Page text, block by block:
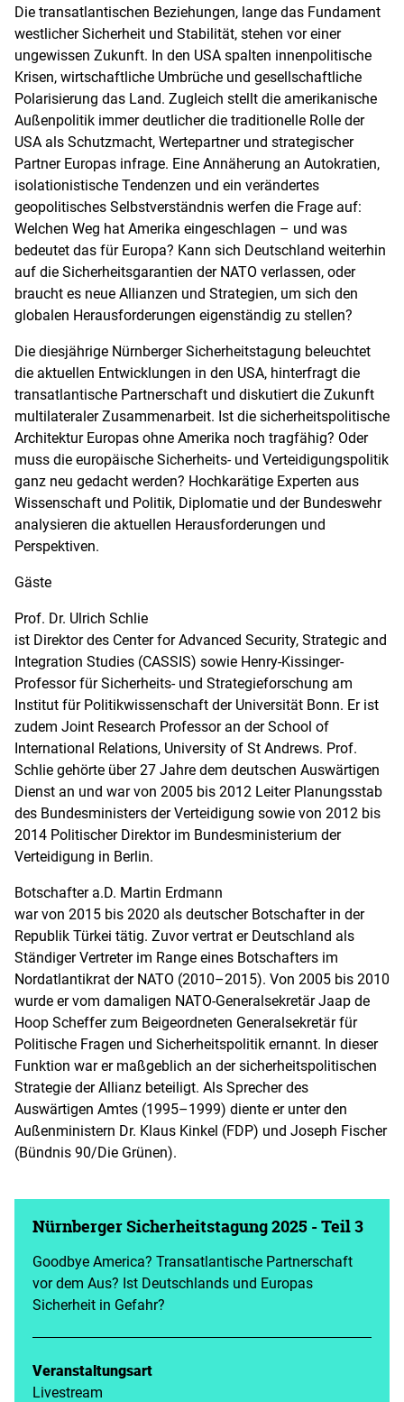
Die transatlantischen Beziehungen, lange das Fundament
westlicher Sicherheit und Stabilität, stehen vor einer
ungewissen Zukunft. In den USA spalten innenpolitische
Krisen, wirtschaftliche Umbrüche und gesellschaftliche
Polarisierung das Land. Zugleich stellt die amerikanische
Außenpolitik immer deutlicher die traditionelle Rolle der
USA als Schutzmacht, Wertepartner und strategischer
Partner Europas infrage. Eine Annäherung an Autokratien,
isolationistische Tendenzen und ein verändertes
geopolitisches Selbstverständnis werfen die Frage auf:
Welchen Weg hat Amerika eingeschlagen – und was
bedeutet das für Europa? Kann sich Deutschland weiterhin
auf die Sicherheitsgarantien der NATO verlassen, oder
braucht es neue Allianzen und Strategien, um sich den
globalen Herausforderungen eigenständig zu stellen?
Die diesjährige Nürnberger Sicherheitstagung beleuchtet
die aktuellen Entwicklungen in den USA, hinterfragt die
transatlantische Partnerschaft und diskutiert die Zukunft
multilateraler Zusammenarbeit. Ist die sicherheitspolitische
Architektur Europas ohne Amerika noch tragfähig? Oder
muss die europäische Sicherheits- und Verteidigungspolitik
ganz neu gedacht werden? Hochkarätige Experten aus
Wissenschaft und Politik, Diplomatie und der Bundeswehr
analysieren die aktuellen Herausforderungen und
Perspektiven.
Gäste
Prof. Dr. Ulrich Schlie
ist Direktor des Center for Advanced Security, Strategic and
Integration Studies (CASSIS) sowie Henry-Kissinger-
Professor für Sicherheits- und Strategieforschung am
Institut für Politikwissenschaft der Universität Bonn. Er ist
zudem Joint Research Professor an der School of
International Relations, University of St Andrews. Prof.
Schlie gehörte über 27 Jahre dem deutschen Auswärtigen
Dienst an und war von 2005 bis 2012 Leiter Planungsstab
des Bundesministers der Verteidigung sowie von 2012 bis
2014 Politischer Direktor im Bundesministerium der
Verteidigung in Berlin.
Botschafter a.D. Martin Erdmann
war von 2015 bis 2020 als deutscher Botschafter in der
Republik Türkei tätig. Zuvor vertrat er Deutschland als
Ständiger Vertreter im Range eines Botschafters im
Nordatlantikrat der NATO (2010–2015). Von 2005 bis 2010
wurde er vom damaligen NATO-Generalsekretär Jaap de
Hoop Scheffer zum Beigeordneten Generalsekretär für
Politische Fragen und Sicherheitspolitik ernannt. In dieser
Funktion war er maßgeblich an der sicherheitspolitischen
Strategie der Allianz beteiligt. Als Sprecher des
Auswärtigen Amtes (1995–1999) diente er unter den
Außenministern Dr. Klaus Kinkel (FDP) und Joseph Fischer
(Bündnis 90/Die Grünen).
Nürnberger Sicherheitstagung 2025 - Teil 3
Goodbye America? Transatlantische Partnerschaft
vor dem Aus? Ist Deutschlands und Europas
Sicherheit in Gefahr?
Veranstaltungsart
Livestream